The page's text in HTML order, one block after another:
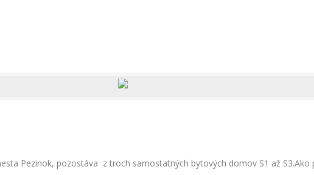
Pezinok, pozostáva z troch samostatných bytových domov S1 až